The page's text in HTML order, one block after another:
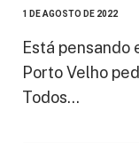
1 DE AGOSTO DE 2022
Está pensando
Porto Velho
Todos…